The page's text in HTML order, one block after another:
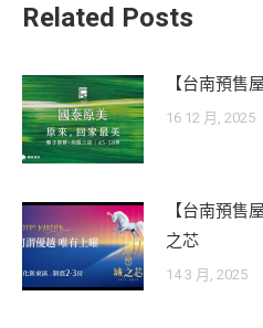
Related Posts
【台南預售
16 12 月, 2025
【台南預售
之芯
14 3 月, 2025